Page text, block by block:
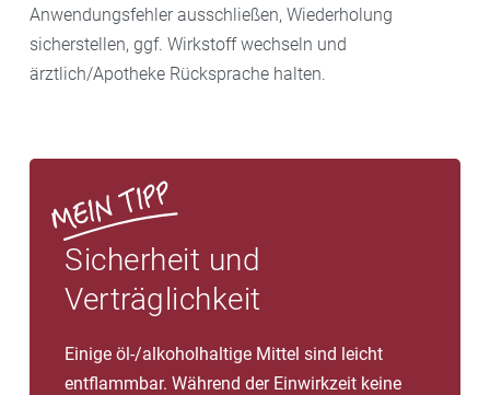
Anwendungsfehler ausschließen, Wiederholung
sicherstellen, ggf. Wirkstoff wechseln und
ärztlich/Apotheke Rücksprache halten.
Sicherheit und
Verträglichkeit
Einige öl-/alkoholhaltige Mittel sind leicht
entflammbar. Während der Einwirkzeit keine